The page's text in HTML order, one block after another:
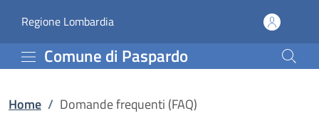
Domande frequenti
Regione Lombardia(apre in un'altra scheda).
Comune di Paspardo
Home / Domande frequenti (FAQ)